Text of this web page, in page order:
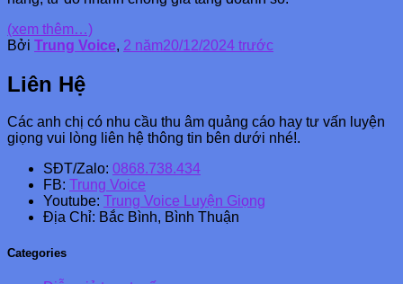
(xem thêm…)
Bởi Trung Voice, 2 năm20/12/2024 trước
Liên Hệ
Các anh chị có nhu cầu thu âm quảng cáo hay tư vấn luyện
giọng vui lòng liên hệ thông tin bên dưới nhé!.
SĐT/Zalo: 0868.738.434
FB:
Trung Voice
Youtube:
Trung Voice Luyện Giọng
Địa Chỉ: Bắc Bình, Bình Thuận
Categories